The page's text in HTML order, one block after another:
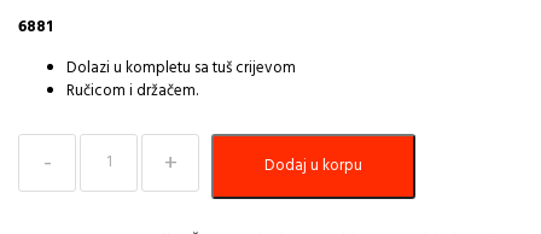
6881
Dolazi u kompletu sa tuš crijevom
Ručicom i držačem.
Baterija
Kadu
Dodaj u korpu